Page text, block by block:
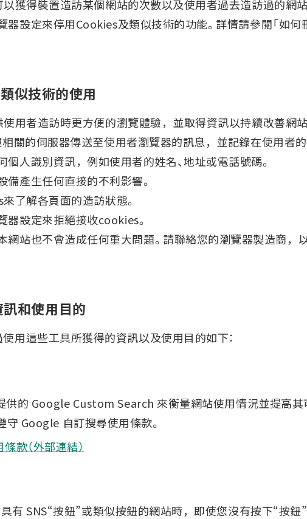
獲得裝置造訪某個網站的次數以及使用者過去造訪過的網
器設定來停用Cookies及類似技術的功能。詳情請參閱「如
似技術的使用
用者造訪時更方便的瀏覽體驗，並取得資訊以持續改善網
關的伺服器傳送至使用者瀏覽器的訊息，並記錄在使用者的
人識別資訊，例如使用者的姓名、地址或電話號碼。
產生任何直接的不利影響。
了解各頁面的造訪狀態。
器設定來拒絕接收cookies。
網站也不會造成任何重大問題。請聯絡您的瀏覽器製造商，
訊和使用目的
用這些工具所獲得的資訊以及使用目的如下：
的 Google Custom Search 來衡量網站使用情況並提高其
Google 自訂搜尋使用條款。
款（外部連結）
有 SNS“按鈕”或類似按鈕的網站時，即使您沒有按下“按